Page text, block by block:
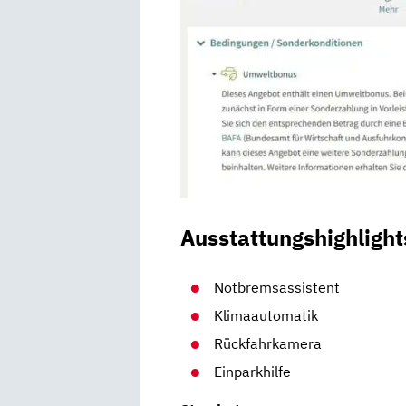
Notbremsassistent
Klimaautomatik
Rückfahrkamera
Einparkhilfe